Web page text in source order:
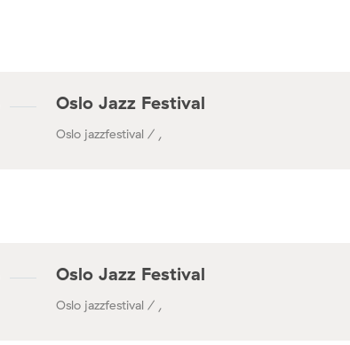
Oslo Jazz Festival
Oslo jazzfestival / ,
Oslo Jazz Festival
Oslo jazzfestival / ,